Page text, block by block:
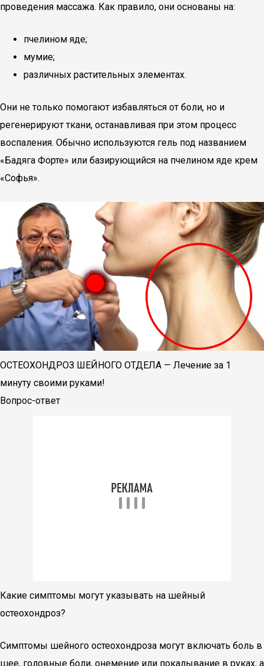
проведения массажа. Как правило, они основаны на:
пчелином яде;
мумие;
различных растительных элементах.
Они не только помогают избавляться от боли, но и
регенерируют ткани, останавливая при этом процесс
воспаления. Обычно используются гель под названием
«Бадяга Форте» или базирующийся на пчелином яде крем
«Софья».
ОСТЕОХОНДРОЗ ШЕЙНОГО ОТДЕЛА — Лечение за 1
минуту своими руками!
Вопрос-ответ
Какие симптомы могут указывать на шейный
остеохондроз?
Симптомы шейного остеохондроза могут включать боль в
шее, головные боли, онемение или покалывание в руках, а